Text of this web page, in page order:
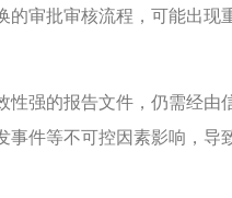
的审批审核流程，可能出
强的报告文件，仍需经由
事件等不可控因素影响，